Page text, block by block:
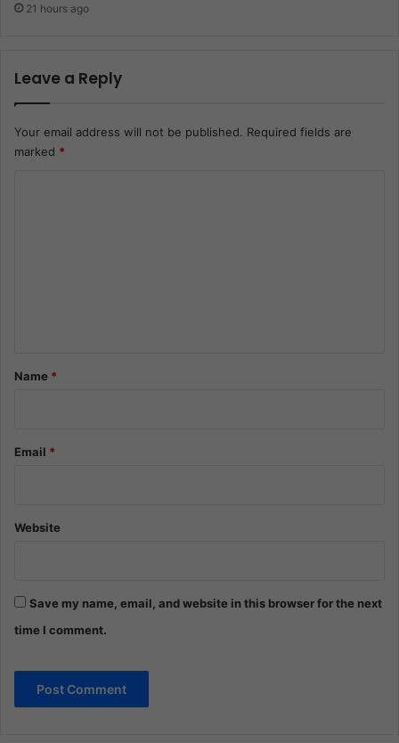
21 hours ago
Leave a Reply
Your email address will not be published. Required fields are
marked *
*Name *
Email *
Website
Save my name, email, and website in this browser for the next
time I comment.